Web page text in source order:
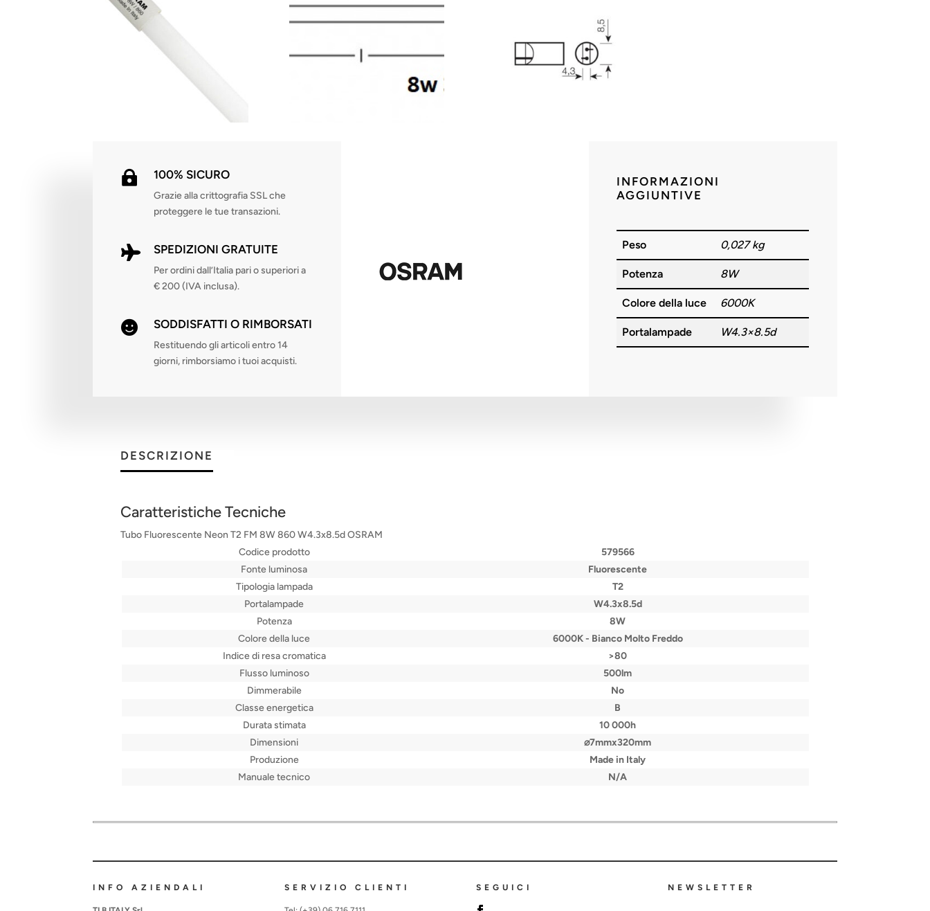
 100% SICURO
Grazie alla crittografia SSL che
proteggere le tue transazioni.
 SPEDIZIONI GRATUITE
Per ordini dall’Italia pari o superiori a
€ 200 (IVA inclusa).
 SODDISFATTI O RIMBORSATI
Restituendo gli articoli entro 14
giorni, rimborsiamo i tuoi acquisti.
INFORMAZIONI
AGGIUNTIVE
Peso 0,027 kg
Potenza 8W
Colore della luce 6000K
Portalampade W4.3×8.5d
DESCRIZIONE
Caratteristiche Tecniche
Tubo Fluorescente Neon T2 FM 8W 860 W4.3x8.5d OSRAM
Codice prodotto
579566
Fonte luminosa
Fluorescente
Tipologia lampada
T2
Portalampade
W4.3x8.5d
Potenza
8W
Colore della luce
6000K - Bianco Molto Freddo
Indice di resa cromatica
>80
Flusso luminoso
500lm
Dimmerabile
No
Classe energetica
B
Durata stimata
10 000h
Dimensioni
⌀7mmx320mm
Produzione
Made in Italy
Manuale tecnico
N/A
INFO AZIENDALI SERVIZIO CLIENTI SEGUICI NEWSLETTER